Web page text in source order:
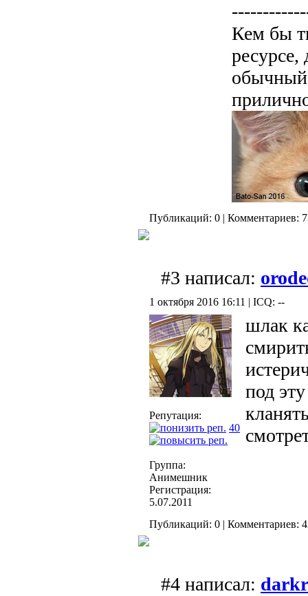
Кем бы
обычный
Публикаций: 0 | Комментариев:
#3 написал:
1 октября 2016 16:11 | ICQ: --
Репутация:
40
Группа:
Анимешник
Регистрация:
5.07.2011
шлак
под
Публикаций: 0 | Комментариев:
#4 написал: